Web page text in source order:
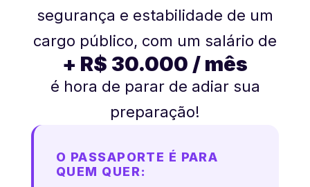
segurança e estabilidade de um
cargo público, com um salário de
+ R$ 30.000 / mês
é hora de parar de adiar sua
preparação!
O PASSAPORTE É PARA
QUEM QUER: